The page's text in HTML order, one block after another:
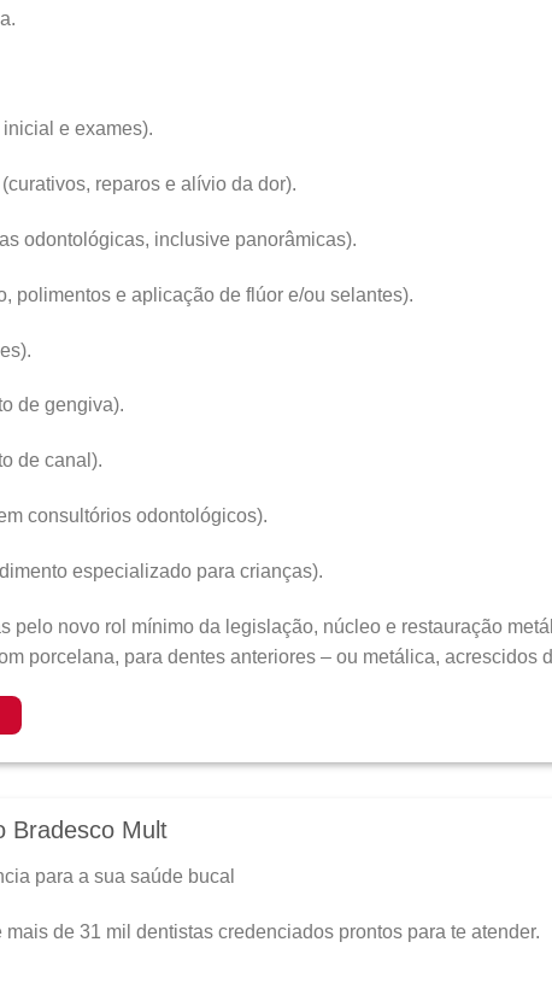
e exames).
reparos e alívio da dor).
odontológicas, inclusive panorâmicas).
polimentos e aplicação de flúor e/ou selantes).
de gengiva).
de canal).
consultórios odontológicos).
especializado para crianças).
pelo novo rol mínimo da legislação, núcleo e restauração
porcelana, para dentes anteriores – ou metálica, acrescidos
Bradesco Mult
para a sua saúde bucal
de 31 mil dentistas credenciados prontos para te atender.